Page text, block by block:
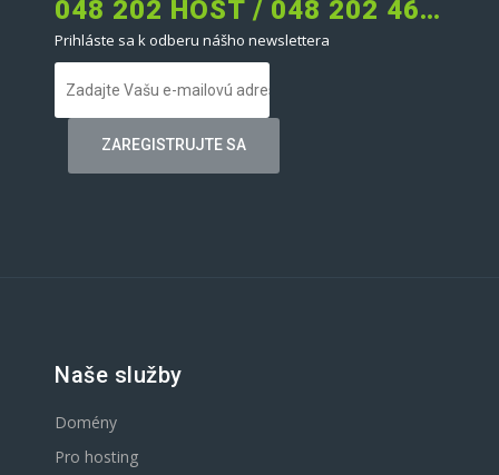
048 202 HOST / 048 202 4678
Prihláste sa k odberu nášho newslettera
Naše služby
Domény
Pro hosting